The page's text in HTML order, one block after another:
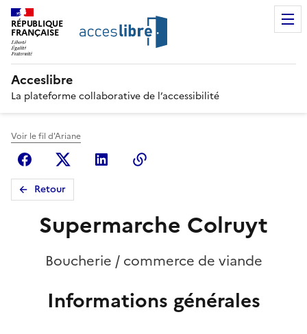
RÉPUBLIQUE
FRANÇAISE
Acceslibre
La plateforme collaborative de l’accessibilité
Voir le fil d'Ariane
FacebookX (anciennement Twitter)
Linkedin
Retour
Supermarche Colruyt
Boucherie / commerce de viande
Informations générales